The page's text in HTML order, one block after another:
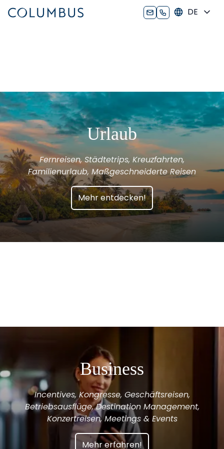
DE
Urlaub
Fernreisen, Städtetrips, Kreuzfahrten,
Familienurlaub, Maßgeschneiderte Reisen
Mehr entdecken!
Business
Incentives, Kongresse, Geschäftsreisen,
Betriebsausflüge, Destination Management,
Konzertreisen, Meetings & Events
Mehr erfahren!